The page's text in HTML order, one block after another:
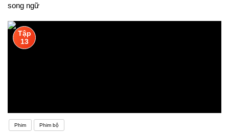
song ngữ
Tập
13
Phim Phim bộ